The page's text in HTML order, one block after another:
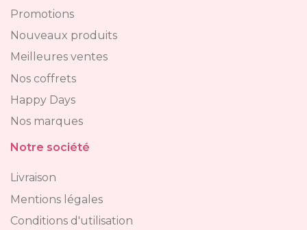
Promotions
Nouveaux produits
Meilleures ventes
Nos coffrets
Happy Days
Nos marques
Notre société
Livraison
Mentions légales
Conditions d'utilisation